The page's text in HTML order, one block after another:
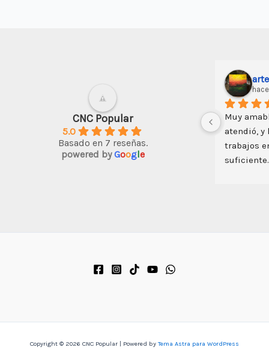
CNC Popular
5.0
Basado en 7 reseñas.
powered byGoogle
Muy
atendió, y
trabajos
suficiente.
Copyright © 2026 CNC Popular | Powered by Tema Astra para WordPress